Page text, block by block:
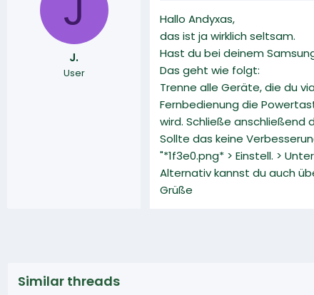
J
J.
User
Hallo Andyxas,
das ist ja wirklich seltsam.
Hast du bei deinem
Das geht wie folgt:
Trenne alle Geräte, die du
Fernbedienung die
wird. Schließe anschließend
Sollte das keine
"*1f3e0.png* > Einstell. >
Alternativ kannst du auch
Grüße
Similar threads